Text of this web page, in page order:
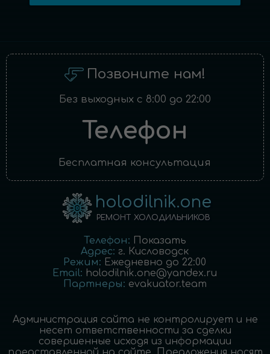
Позвоните нам!
Без выходных с 8:00 до 22:00
Телефон
Бесплатная консультация
holodilnik.one
РЕМОНТ ХОЛОДИЛЬНИКОВ
Телефон:
Показать
Адрес: г. Кисловодск
Режим: Ежедневно до 22:00
Email: holodilnik.one@yandex.ru
Партнеры: evakuator.team
Администрация сайта не контролирует и не
несет ответственности за сделки
совершенные исходя из информации